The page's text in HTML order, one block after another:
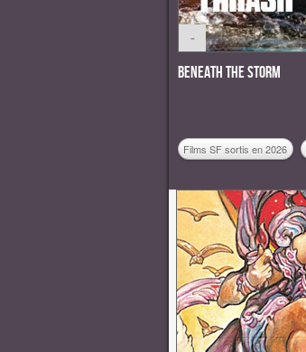
-
Beneath the Storm
Films SF sortis en 2026